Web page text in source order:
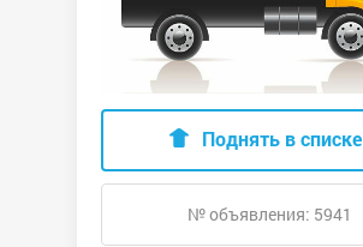
Поднять в списке
№ объявления: 5941